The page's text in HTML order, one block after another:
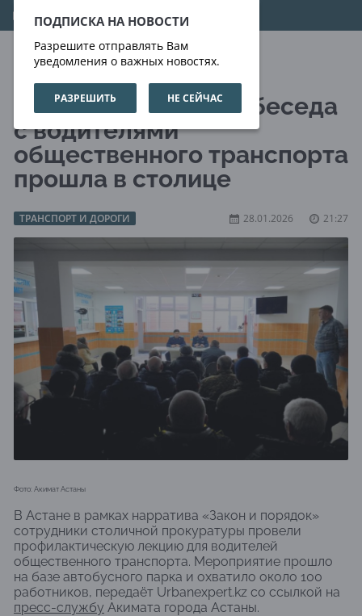
ПОДПИСКА НА НОВОСТИ
Разрешите отправлять Вам
уведомления о важных новостях.
РАЗРЕШИТЬ НЕ СЕЙЧАС
06.08.2026 13:06:23
Профилактическая беседа
с водителями
общественного транспорта
прошла в столице
ТРАНСПОРТ И ДОРОГИ 28.01.2026 21:27
Фото: Акимат Астаны
В Астане в рамках нарратива «Закон и порядок»
сотрудники столичной прокуратуры провели
профилактическую лекцию для водителей
общественного транспорта. Мероприятие прошло
на базе автобусного парка и охватило около 100
работников, передаёт Urbanexpert.kz со ссылкой на
пресс-службу Акимата города Астаны.